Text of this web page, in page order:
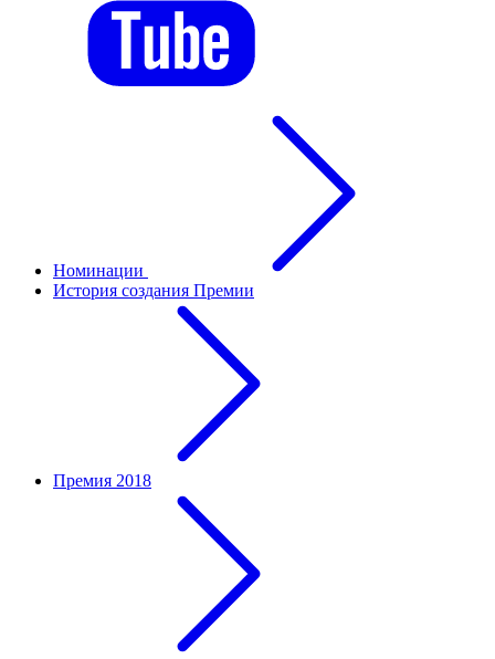
Номинации
История создания Премии
Премия 2018